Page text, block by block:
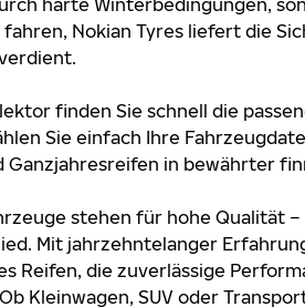
Nokian Tyres liefert die
finden Sie schnell die
Sie einfach Ihre
Ganzjahresreifen in bewährter
stehen für hohe Qualität
Mit jahrzehntelanger
Reifen, die zuverlässige
Kleinwagen, SUV oder